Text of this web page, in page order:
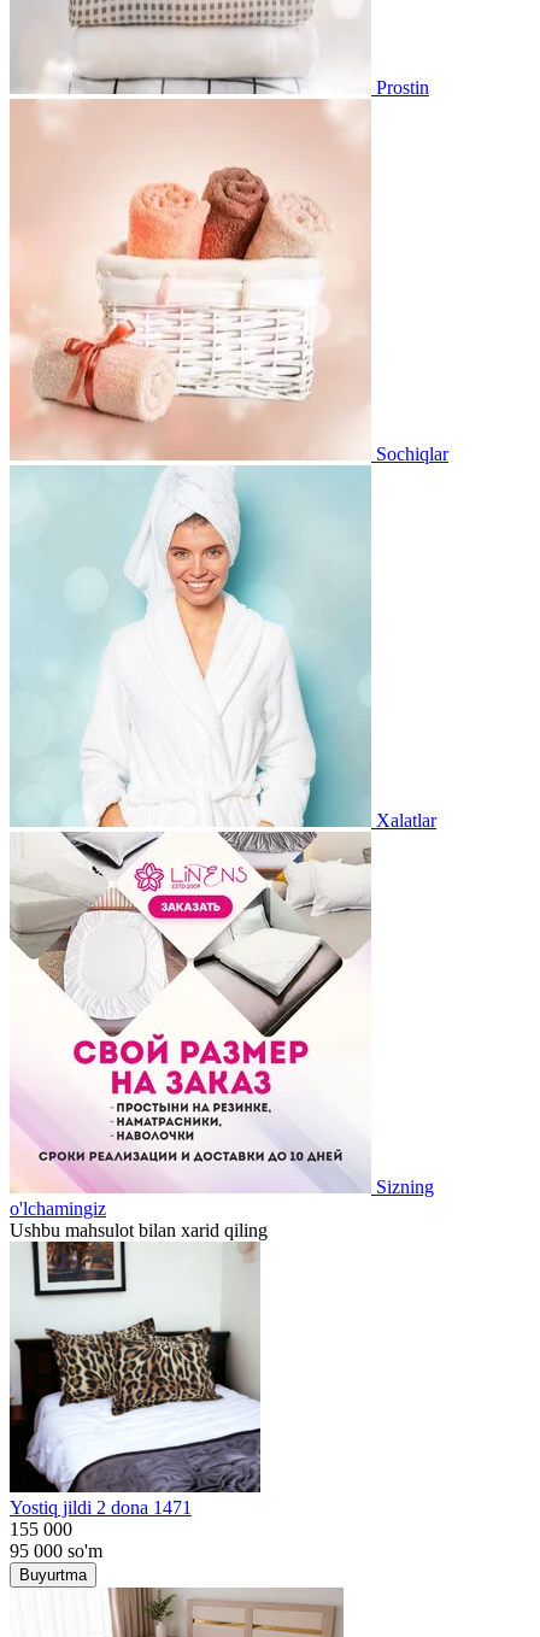
Prostin
Sochiqlar
Xalatlar
Sizning
o'lchamingiz
Ushbu mahsulot bilan xarid qiling
Yostiq jildi 2 dona 1471
155 000
95 000 so'm
Buyurtma